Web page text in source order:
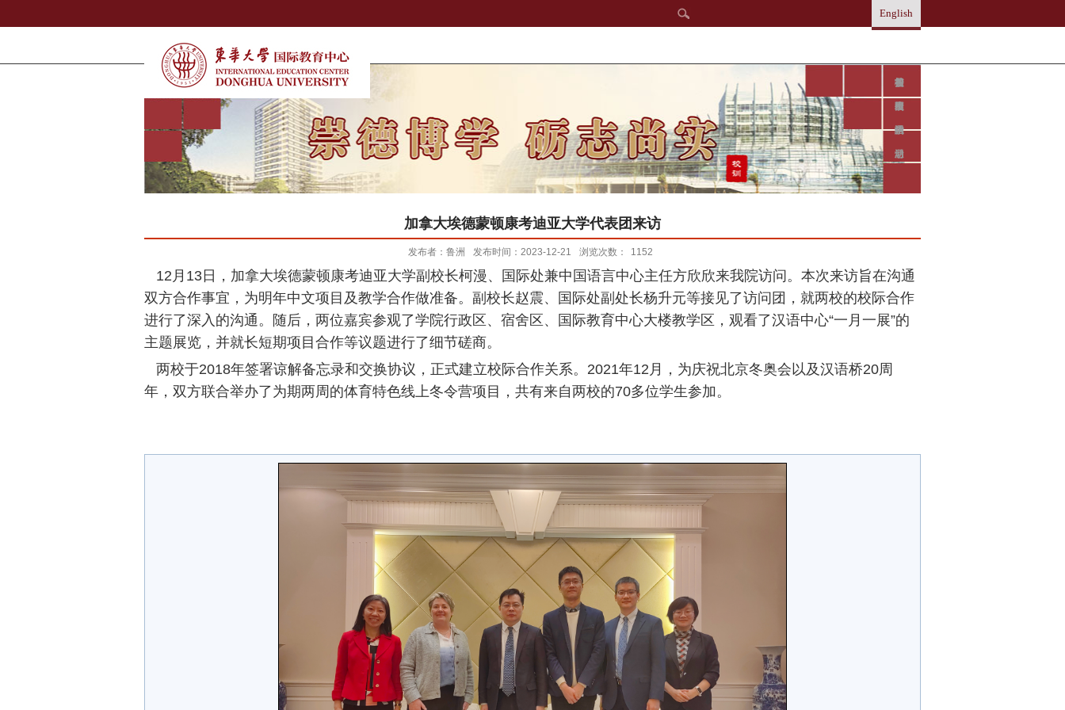
English
首
页
关
于
我
们
招
生
信
息
在
校
学
习
校
园
生
活
学
生
活
动
한
국
어
日
本
語
加拿大埃德蒙顿康考迪亚大学代表团来访
发布者：鲁洲 发布时间：2023-12-21 浏览次数： 1152
12月13日，加拿大埃德蒙顿康考迪亚大学副校长柯漫、国际处兼中国语言中心主任方欣欣来我院访问。本次来访旨在沟通
双方合作事宜，为明年中文项目及教学合作做准备。副校长赵震、国际处副处长杨升元等接见了访问团，就两校的校际合作
进行了深入的沟通。随后，两位嘉宾参观了学院行政区、宿舍区、国际教育中心大楼教学区，观看了汉语中心“一月一展”的
主题展览，并就长短期项目合作等议题进行了细节磋商。
两校于2018年签署谅解备忘录和交换协议，正式建立校际合作关系。2021年12月，为庆祝北京冬奥会以及汉语桥20周
年，双方联合举办了为期两周的体育特色线上冬令营项目，共有来自两校的70多位学生参加。